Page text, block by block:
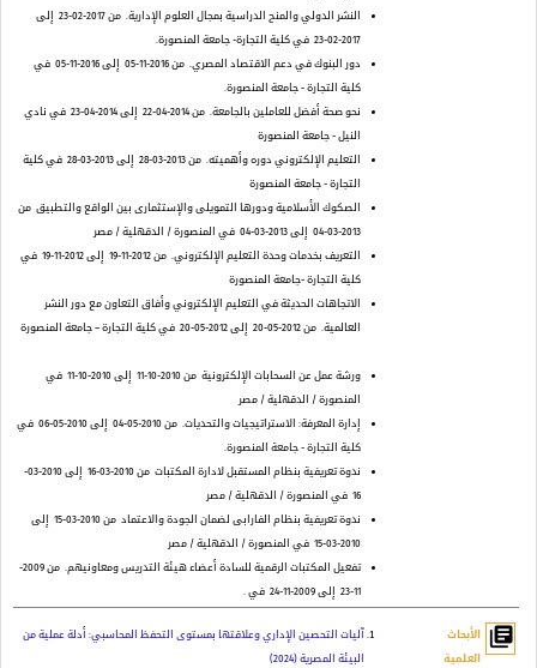
النشر الدولي والمنح الدراسية بمجال العلوم الإدارية. من 2017-02-23
إلى
2017-02-23
في كلية التجارة- جامعة المنصورة.
دور البنوك في دعم الاقتصاد المصري. من 2016-11-05 إلى 2016-11-05
في
كلية التجارة - جامعة المنصورة.
نحو صحة أفضل للعاملين بالجامعة. من 2014-04-22 إلى 2014-04-23
في نادي
النيل - جامعة المنصورة
التعليم الإلكتروني دوره وأهميته. من 2013-03-28 إلى 2013-03-28
في كلية
التجارة - جامعة المنصورة
الصكوك الأسلامية ودورها التمويلى والإستثمارى بين الواقع والتطبيق من
2013-03-04
إلى 2013-03-04
في المنصورة / الدقهلية / مصر
التعريف بخدمات وحدة التعليم الإلكتروني. من 2012-11-19 إلى 2012-11-19
في
كلية التجارة -جامعة المنصورة
الاتجاهات الحديثة في التعليم الإلكتروني وأفاق التعاون مع دور النشر
العالمية. من 2012-05-20 إلى 2012-05-20 في كلية التجارة – جامعة المنصورة
ورشة عمل عن السحابات الإلكترونية من 2010-10-11 إلى 2010-10-11
في
المنصورة / الدقهلية / مصر
إدارة المعرفة: الاستراتيجيات والتحديات. من 2010-05-04 إلى 2010-05-06
في
كلية التجارة - جامعة المنصورة.
ندوة تعريفية بنظام المستقبل لادارة المكتبات من 2010-03-16
إلى 2010-03-
16 في المنصورة / الدقهلية / مصر
ندوة تعريفية بنظام الفارابى لضمان الجودة والاعتماد من 2010-03-15
إلى
2010-03-15
في المنصورة / الدقهلية / مصر
تفعيل المكتبات الرقمية للسادة أعضاء هيئة التدريس ومعاونيهم.
من 2009-
11-23
إلى 2009-11-24 في .
library_books
الأبحاث
العلمية
آليات التحصين الإداري وعلاقتها بمستوى التحفظ المحاسبي: أدلة عملية من
البيئة المصرية (2024)